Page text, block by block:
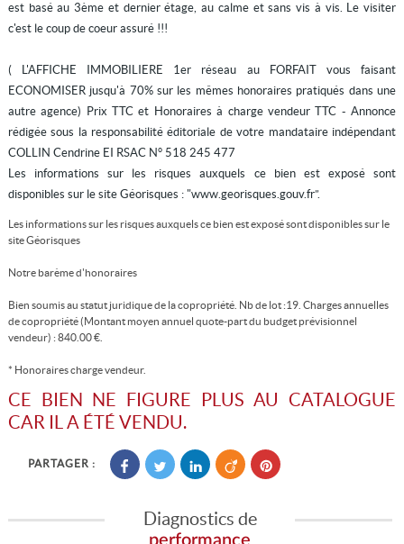
est basé au 3ème et dernier étage, au calme et sans vis à vis. Le visiter
c'est le coup de coeur assuré !!!
( L'AFFICHE IMMOBILIERE 1er réseau au FORFAIT vous faisant
ECONOMISER jusqu'à 70% sur les mêmes honoraires pratiqués dans une
autre agence) Prix TTC et Honoraires à charge vendeur TTC - Annonce
rédigée sous la responsabilité éditoriale de votre mandataire indépendant
COLLIN Cendrine EI RSAC N° 518 245 477
Les informations sur les risques auxquels ce bien est exposé sont
disponibles sur le site Géorisques : "www.georisques.gouv.fr”.
Les informations sur les risques auxquels ce bien est exposé sont disponibles sur le
siteGéorisques
Notre barème d'honoraires
Bien soumis au statut juridique de la copropriété. Nb de lot :19. Charges annuelles
de copropriété (Montant moyen annuel quote-part du budget prévisionnel
vendeur) : 840.00 €.
* Honoraires charge vendeur.
CE BIEN NE FIGURE PLUS AU CATALOGUE
CAR IL A ÉTÉ VENDU.
PARTAGER :
Diagnostics de
performance